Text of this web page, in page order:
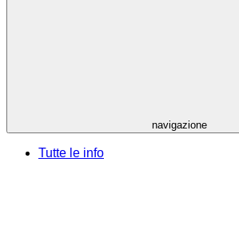
navigazione
Tutte le info